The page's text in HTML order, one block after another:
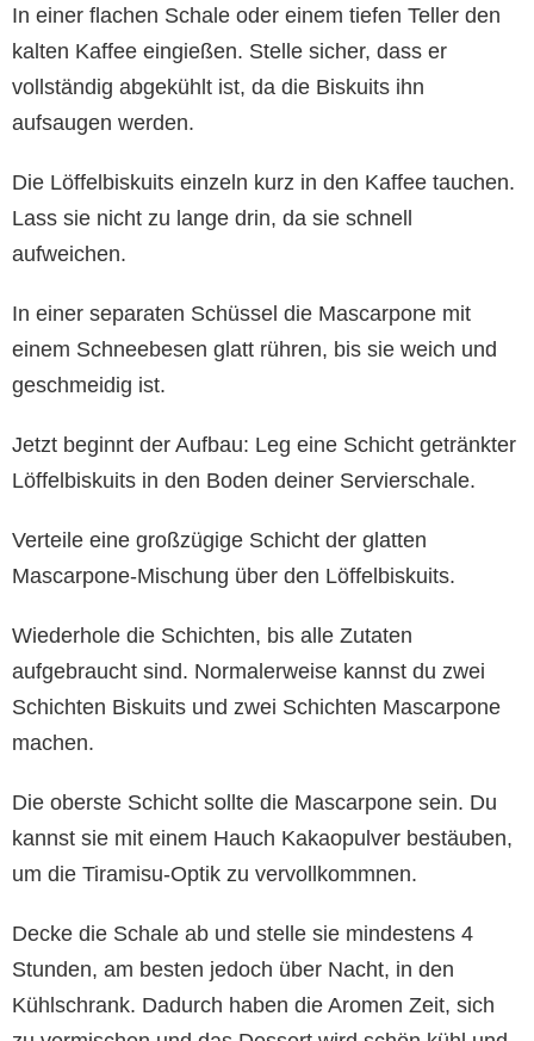
In einer flachen Schale oder einem tiefen Teller den
kalten Kaffee eingießen. Stelle sicher, dass er
vollständig abgekühlt ist, da die Biskuits ihn
aufsaugen werden.
Die Löffelbiskuits einzeln kurz in den Kaffee tauchen.
Lass sie nicht zu lange drin, da sie schnell
aufweichen.
In einer separaten Schüssel die Mascarpone mit
einem Schneebesen glatt rühren, bis sie weich und
geschmeidig ist.
Jetzt beginnt der Aufbau: Leg eine Schicht getränkter
Löffelbiskuits in den Boden deiner Servierschale.
Verteile eine großzügige Schicht der glatten
Mascarpone-Mischung über den Löffelbiskuits.
Wiederhole die Schichten, bis alle Zutaten
aufgebraucht sind. Normalerweise kannst du zwei
Schichten Biskuits und zwei Schichten Mascarpone
machen.
Die oberste Schicht sollte die Mascarpone sein. Du
kannst sie mit einem Hauch Kakaopulver bestäuben,
um die Tiramisu-Optik zu vervollkommnen.
Decke die Schale ab und stelle sie mindestens 4
Stunden, am besten jedoch über Nacht, in den
Kühlschrank. Dadurch haben die Aromen Zeit, sich